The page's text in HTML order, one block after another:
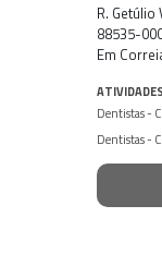
R.
88535-
Em
ATIVIDADES
Dentistas -
Dentistas -